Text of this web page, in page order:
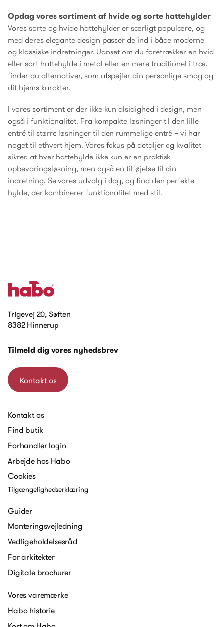
Opdag vores sortiment af hvide og sorte hattehylder
Vores sorte og hvide hattehylder er særligt populære, og
med deres elegante design passer de ind i både moderne
og klassiske indretninger. Uanset om du foretrækker en hvid
eller sort hattehylde i metal eller en mere traditionel i træ,
finder du alternativer, som afspejler din personlige smag og
dit hjems karakter.
I vores sortiment er der ikke kun alsidighed i design, men
også i funktionalitet. Fra kompakte løsninger til den lille
entré til større løsninger til den rummelige entré – vi har
noget til ethvert hjem. Vores fokus på detaljer og kvalitet
sikrer, at hver hattehylde ikke kun er en praktisk
opbevaringsløsning, men også en tilføjelse til din
indretning. Se vores udvalg i dag, og find den perfekte
hylde, der kombinerer funktionalitet med stil.
Trigevej 20, Søften
8382 Hinnerup
Tilmeld dig vores nyhedsbrev
Kontakt os
Kontakt os
Find butik
Forhandler login
Arbejde hos Habo
Cookies
Tilgængelighedserklæring
Guider
Monteringsvejledning
Vedligeholdelsesråd
For arkitekter
Digitale brochurer
Vores varemærke
Habo historie